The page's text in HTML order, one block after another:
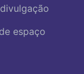
espaço